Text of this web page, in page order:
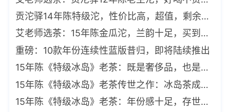
贡沱驿14年陈特级沱，性价比高，超值，剩余13公斤了
艾老师选茶：15年陈金瓜沱，兰韵十足，买到就是福，限量88沱
重磅：10款年份连续性蓝版昔归，即将陆续推出
15年陈《特级冰岛》老茶：既是奢侈品，也是“古董级饮品”
15年陈《特级冰岛》老茶传世之作：冰岛茶成名史的活见证
15年陈《特级冰岛》老茶：年份感十足，存世最老的一款冰岛茶